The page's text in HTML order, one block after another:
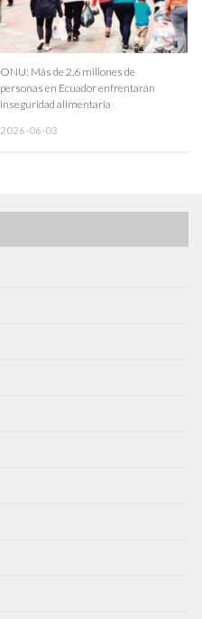
ONU: Más de 2,6 millones de
personas en Ecuador enfrentarán
inseguridad alimentaria
2026-06-03